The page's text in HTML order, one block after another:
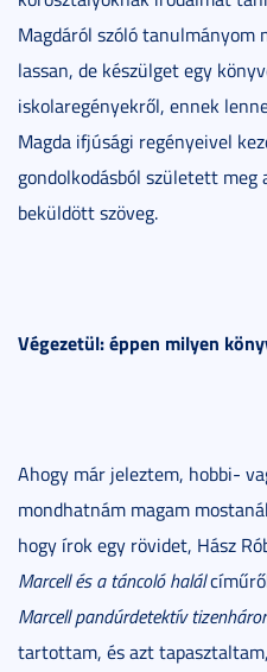
Magdáról szóló
lassan, de készülget egy
iskolaregényekről, ennek
Magda ifjúsági regényeivel
gondolkodásból született meg
beküldött szöveg.
Végezetül: éppen milyen
Ahogy már jeleztem, hobbi-
mondhatnám magam
hogy írok egy rövidet, Hász
Marcell és a táncoló halál
Marcell pandúrdetektív
tartottam, és azt